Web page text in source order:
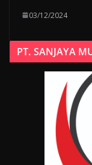
03/12/2024
PT. SANJAYA